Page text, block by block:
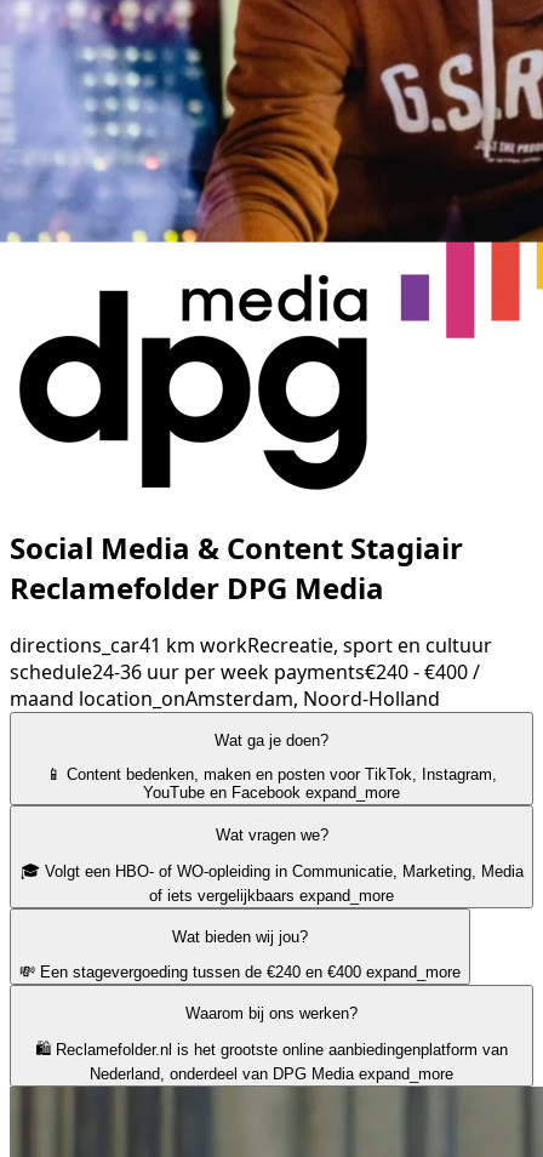
Social Media & Content Stagiair
Reclamefolder DPG Media
directions_car41 km workRecreatie, sport en cultuur
schedule24-36 uur per week payments€240 - €400 /
maand location_onAmsterdam, Noord-Holland
Wat ga je doen?
📱 Content bedenken, maken en posten voor TikTok, Instagram,
YouTube en Facebook expand_more
Wat vragen we?
🎓 Volgt een HBO- of WO-opleiding in Communicatie, Marketing, Media
of iets vergelijkbaars expand_more
Wat bieden wij jou?
💸 Een stagevergoeding tussen de €240 en €400 expand_more
Waarom bij ons werken?
🛍️ Reclamefolder.nl is het grootste online aanbiedingenplatform van
Nederland, onderdeel van DPG Media expand_more